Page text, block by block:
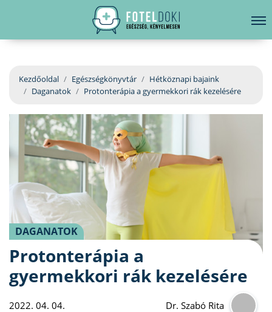
EGÉSZSÉGKÖNYVTÁR
BETEGSÉGKALAUZ
ÜGYELETKERESŐ
ORVOS VÁLASZOL
ORVOSKERESŐ
hirdetés
Kezdőoldal Egészségkönyvtár
Hétköznapi bajaink
Daganatok
Protonterápia a gyermekkori rák kezelésére
DAGANATOK
Protonterápia a
gyermekkori rák kezelésére
2022. 04. 04. Dr. Szabó Rita